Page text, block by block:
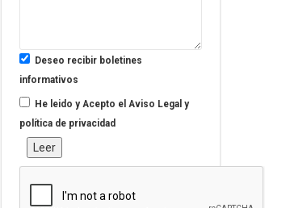
Deseo recibir boletines
informativos
He leido y Acepto el Aviso Legal y
política de privacidad
Leer